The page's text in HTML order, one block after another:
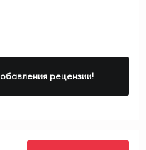
рецензии!